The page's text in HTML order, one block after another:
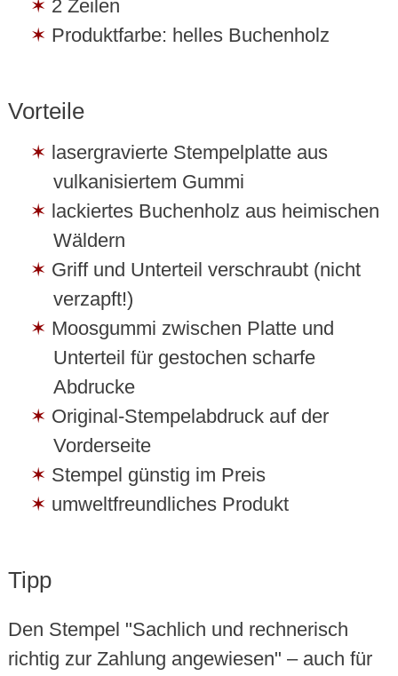
2 Zeilen
Produktfarbe: helles Buchenholz
Vorteile
lasergravierte Stempelplatte aus
vulkanisiertem Gummi
lackiertes Buchenholz aus heimischen
Wäldern
Griff und Unterteil verschraubt (nicht
verzapft!)
Moosgummi zwischen Platte und
Unterteil für gestochen scharfe
Abdrucke
Original-Stempelabdruck auf der
Vorderseite
Stempel günstig im Preis
umweltfreundliches Produkt
Tipp
Den Stempel "Sachlich und rechnerisch
richtig zur Zahlung angewiesen" – auch für